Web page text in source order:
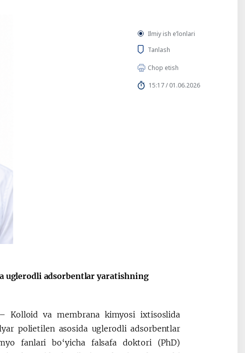
Ilmiy ish eʼlonlari
Tanlash
Chop etish
15:17 / 01.06.2026
uglerodli adsorbentlar yaratishning
– Kolloid va membrana kimyosi ixtisoslida
polietilen asosida uglerodli adsorbentlar
fanlari bo‘yicha falsafa doktori (PhD)